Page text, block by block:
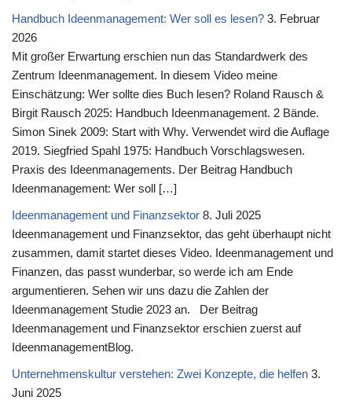
Handbuch Ideenmanagement: Wer soll es lesen? 3. Februar
2026
Mit großer Erwartung erschien nun das Standardwerk des
Zentrum Ideenmanagement. In diesem Video meine
Einschätzung: Wer sollte dies Buch lesen? Roland Rausch &
Birgit Rausch 2025: Handbuch Ideenmanagement. 2 Bände.
Simon Sinek 2009: Start with Why. Verwendet wird die Auflage
2019. Siegfried Spahl 1975: Handbuch Vorschlagswesen.
Praxis des Ideenmanagements. Der Beitrag Handbuch
Ideenmanagement: Wer soll […]
Ideenmanagement und Finanzsektor 8. Juli 2025
Ideenmanagement und Finanzsektor, das geht überhaupt nicht
zusammen, damit startet dieses Video. Ideenmanagement und
Finanzen, das passt wunderbar, so werde ich am Ende
argumentieren. Sehen wir uns dazu die Zahlen der
Ideenmanagement Studie 2023 an. Der Beitrag
Ideenmanagement und Finanzsektor erschien zuerst auf
IdeenmanagementBlog.
Unternehmenskultur verstehen: Zwei Konzepte, die helfen 3.
Juni 2025